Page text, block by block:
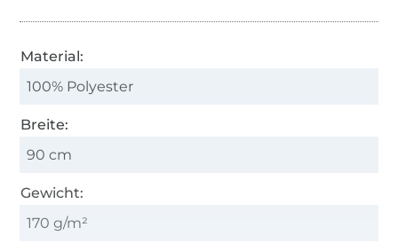
Material:
100% Polyester
Breite:
90 cm
Gewicht:
170 g/m²